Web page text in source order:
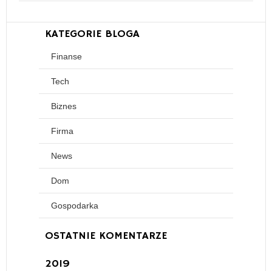
KATEGORIE BLOGA
Finanse
Tech
Biznes
Firma
News
Dom
Gospodarka
OSTATNIE KOMENTARZE
2019